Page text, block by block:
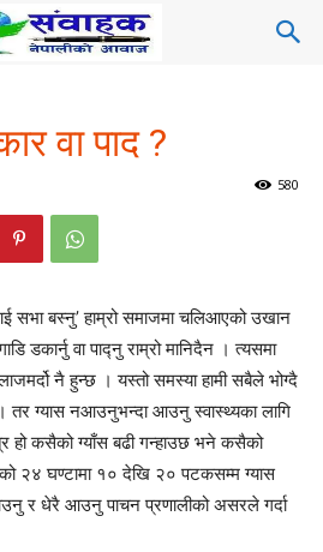
वा पाद ?
580
सभा बस्नु’ हाम्रो समाजमा चलिआएको उखान
डकार्नु वा पाद्नु राम्रो मानिदैन । त्यसमा
नै हुन्छ । यस्तो समस्या हामी सबैले भोग्दै
तर ग्यास नआउनुभन्दा आउनु स्वास्थ्यका लागि
हो कसैको ग्याँस बढी गन्हाउछ भने कसैको
२४ घण्टामा १० देखि २० पटकसम्म ग्यास
र धेरै आउनु पाचन प्रणालीको असरले गर्दा